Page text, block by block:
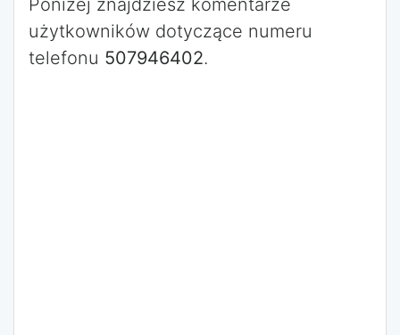
Poniżej znajdziesz komentarze
użytkowników dotyczące numeru
telefonu 507946402.